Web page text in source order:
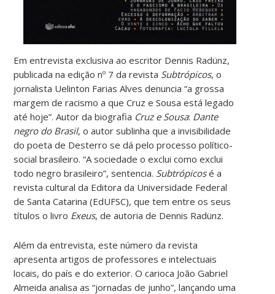
Em entrevista exclusiva ao escritor Dennis Radünz,
publicada na edição nº 7 da revista Subtrópicos, o
jornalista Uelinton Farias Alves denuncia “a grossa
margem de racismo a que Cruz e Sousa está legado
até hoje”. Autor da biografia Cruz e Sousa: Dante
negro do Brasil, o autor sublinha que a invisibilidade
do poeta de Desterro se dá pelo processo político-
social brasileiro. “A sociedade o exclui como exclui
todo negro brasileiro”, sentencia. Subtrópicosé a
revista cultural da Editora da Universidade Federal
de Santa Catarina (EdUFSC), que tem entre os seus
títulos o livro Exeus, de autoria de Dennis Radünz.
Além da entrevista, este número da revista
apresenta artigos de professores e intelectuais
locais, do país e do exterior. O carioca João Gabriel
Almeida analisa as “jornadas de junho”, lançando uma